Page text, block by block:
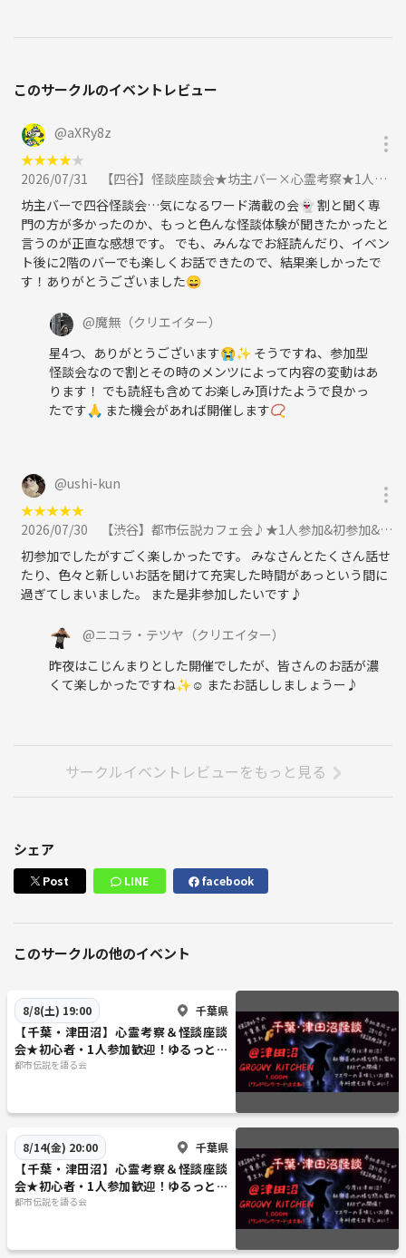
WEB制作/デザイナー/主婦/エステサロン/ホワイトニングサロン/貿易/
所/バンドマン/税理士/行政書士/アパレル/モデル/声優/結婚相談所/社長
秘書/恋愛専門学校/飲食店/コーチング/コンサルティング/ネット転売/
アナウンサー/大学生/スパイ/フリーメイソン/医者/弁護士/宇宙人etc
【会場】
超ごってり麺ごっつ 亀戸店
東京都江東区亀戸6-59-12 1Ｆ
https://tabelog.com/tokyo/A1312/A131202/13083270/
【地図（Googleマップ）】
https://maps.app.goo.gl/juJ4Tcdd2LNXvfVB9
【最寄駅】
JR「亀戸駅」北口より徒歩１分！
※参加人数が多い場合は場所が変更になる場合がございます。
【定員】12名程度
【参加費】1000円+各自のお食事代（最低限ラーメン1杯のご注文下さ
い）
アルコールもOKです！
盛り上がるので延長の可能性有り♪
※途中入退場可能です
※領収書をご希望の方は事前にお伝え下さい。
※参加人数が多い場合、先着順になりますので予めご了承下さい。
※キャンセルまたは遅れて参加の際は必ずご連絡をお願い致します。
遠慮いただく場合がございます。
※ご予約人数、男女比率等はお答えできませんのでご了承ください。
※他人の意見についての否定・批判はお辞め下さい。
頂きたい為）
フリーメイスン、イルミナティカード、タヴィストック洗脳研究所、フ
ィラデルフィア実験、ロスチャイルド家、ロックフェラー財団、ビルダ
ーバーグ会議、山崎製パン、マク毒ナルド、ケンタッキー、ウォーター
バロン、遺伝子組換え作物とモンサント社、LEDライトの危険性、電子
レンジについての考察、ワクチンと予防接種、砂糖と人工甘味料、マー
ガリンと油、ユダヤ金融と銀行の仕組み、ファブリーズ、経皮毒、食品
添加物、牛乳、フッ素、宇宙人色々、UFO技術、月、フリーエネルギ
ー、化粧品、神聖幾何学、WHOと国境なき医師団、ケムトレイル（消
えない飛行機雲）、味○素、ビタミンC、放射能と放射性物質、ポケモ
ンGO、マンデラ効果、人工地震、人工知能、ディズニーランドとUS
J、水道民営化、並行世界（パラレルワールド）、情報栄養学、ソマチ
ッド、火星、ウォシュレットの危険性、特定保健用食品、ダイヤモン
ド、野菜ジュース、教科書に載らない歴史、シード・アンドカンパニ
ー、株式会社ムサシ、ファティマ第三の予言、ジョージアガイドストー
このサークルのイベントレビュー
@aXRy8z
★★★★★
2026/07/31
【四谷】怪談座談会★坊主バー×心霊考察★1人参加&初心者歓迎!怪談好き同士の楽しいご縁を♪に参加
坊主バーで四谷怪談会…気になるワード満載の会👻 割と聞く専
門の方が多かったのか、もっと色んな怪談体験が聞きたかったと
言うのが正直な感想です。 でも、みんなでお経読んだり、イベン
ト後に2階のバーでも楽しくお話できたので、結果楽しかったで
す！ありがとうございました😄
@魔無 （クリエイター）
星4つ、ありがとうございます😭✨ そうですね、参加型
怪談会なので割とその時のメンツによって内容の変動はあ
ります！ でも読経も含めてお楽しみ頂けたようで良かっ
たです🙏 また機会があれば開催します📿
@ushi-kun
★★★★★
2026/07/30
【渋谷】都市伝説カフェ会♪★1人参加&初参加&途中参加大歓迎★仕事帰りに楽しいご縁を♪毎回満員御礼★出会い★交流会に参加
初参加でしたがすごく楽しかったです。 みなさんとたくさん話せ
たり、色々と新しいお話を聞けて充実した時間があっという間に
過ぎてしまいました。 また是非参加したいです♪
@ニコラ・テツヤ （クリエイター）
昨夜はこじんまりとした開催でしたが、皆さんのお話が濃
くて楽しかったですね✨☺️ またお話ししましょうー♪
サークルイベントレビューをもっと見る
シェア
Post LINE facebook
このサークルの他のイベント
8/8(土) 19:00 千葉県
【千葉・津田沼】心霊考察＆怪談座談
会★初心者・1人参加歓迎！ゆるっと不
思議を語る夏の夜♪
都市伝説を語る会
8/14(金) 20:00 千葉県
【千葉・津田沼】心霊考察＆怪談座談
会★初心者・1人参加歓迎！ゆるっと不
思議を語る夏の夜♪
都市伝説を語る会